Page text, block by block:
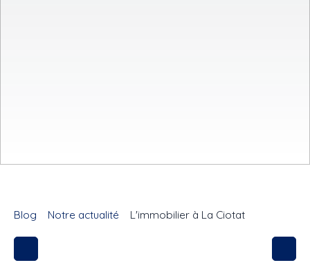
Blog Notre actualité L'immobilier à La Ciotat